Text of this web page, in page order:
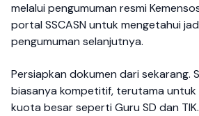
melalui pengumuman resmi
portal SSCASN untuk mengetahui
pengumuman selanjutnya.
Persiapkan dokumen dari sekarang.
biasanya kompetitif, terutama untuk
kuota besar seperti Guru SD dan